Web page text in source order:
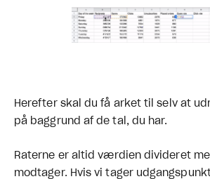
Herefter skal du få arket til selv at
på baggrund af de tal, du har.
Raterne er altid værdien divideret
modtager. Hvis vi tager